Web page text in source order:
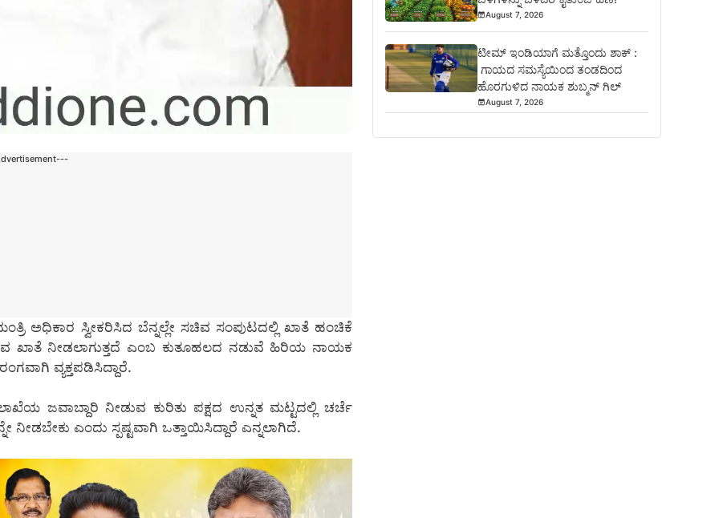
ಅಧಿಕಾರ ಸ್ವೀಕರಿಸಿದ ಬೆನ್ನಲ್ಲೇ ಸಚಿವ ಸಂಪುಟದಲ್ಲಿ ಖಾತೆ ಹಂಚಿಕೆ
ನೀಡಲಾಗುತ್ತದೆ ಎಂಬ ಕುತೂಹಲದ ನಡುವೆ ಹಿರಿಯ ನಾಯಕ
ವ್ಯಕ್ತಪಡಿಸಿದ್ದಾರೆ.
ಜವಾಬ್ದಾರಿ ನೀಡುವ ಕುರಿತು ಪಕ್ಷದ ಉನ್ನತ ಮಟ್ಟದಲ್ಲಿ ಚರ್ಚೆ
ಎಂದು ಸ್ಪಷ್ಟವಾಗಿ ಒತ್ತಾಯಿಸಿದ್ದಾರೆ ಎನ್ನಲಾಗಿದೆ.
August 7, 2026
ಟೀಮ್ ಇಂಡಿಯಾಗೆ ಮತ್ತೊಂದು ಶಾಕ್ :
ಗಾಯದ ಸಮಸ್ಯೆಯಿಂದ ತಂಡದಿಂದ
ಹೊರಗುಳಿದ ನಾಯಕ ಶುಬ್ಮನ್ ಗಿಲ್
August 7, 2026